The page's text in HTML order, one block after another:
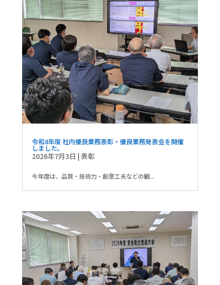
令和8年度 社内優良業務表彰・優良業務発表会を開催
しました。
2026年7月3日 | 表彰
今年度は、品質・技術力・創意工夫などの観...